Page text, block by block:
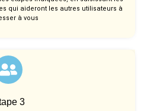
qui aideront les autres utilisateurs à
à vous
3